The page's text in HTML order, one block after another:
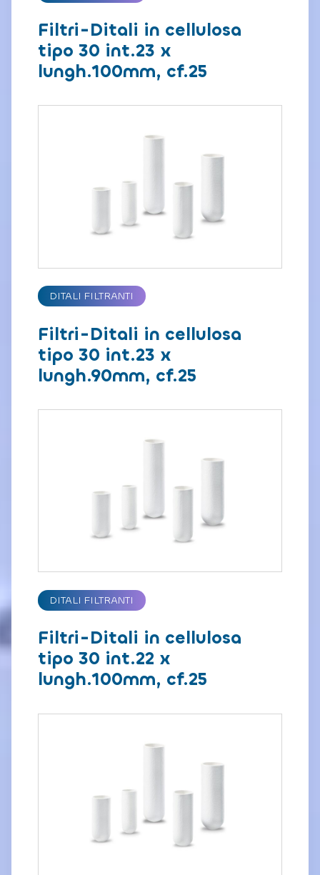
Filtri-Ditali in cellulosa
tipo 30 int.23 x
lungh.100mm, cf.25
DITALI FILTRANTI
Filtri-Ditali in cellulosa
tipo 30 int.23 x
lungh.90mm, cf.25
DITALI FILTRANTI
Filtri-Ditali in cellulosa
tipo 30 int.22 x
lungh.100mm, cf.25